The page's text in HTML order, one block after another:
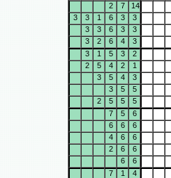
2
7
14
3
3 1 6 3
3
3
3 6 3
3
3
2 6 4
3
3
1 5 3
2
2
5 4 2
1
3
5 4
3
3
5
5
2
5 5
5
7
5
6
6
6
6
4
6
6
2
6
6
6
6
7
1
4